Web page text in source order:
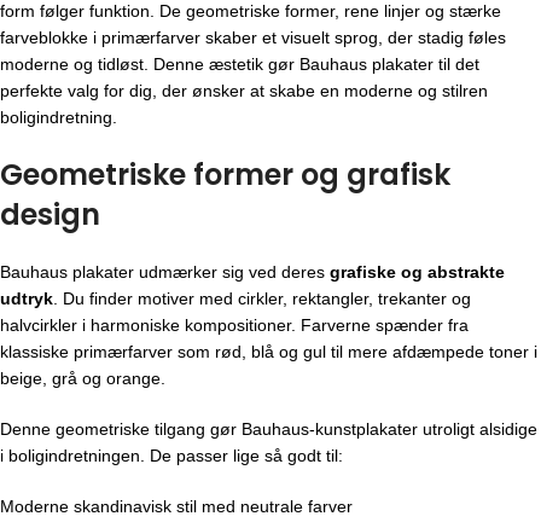
form følger funktion. De geometriske former, rene linjer og stærke
farveblokke i primærfarver skaber et visuelt sprog, der stadig føles
moderne og tidløst. Denne æstetik gør Bauhaus plakater til det
perfekte valg for dig, der ønsker at skabe en moderne og stilren
boligindretning.
Geometriske former og grafisk
design
Bauhaus plakater udmærker sig ved deres grafiske og abstrakte
udtryk . Du finder motiver med cirkler, rektangler, trekanter og
halvcirkler i harmoniske kompositioner. Farverne spænder fra
klassiske primærfarver som rød, blå og gul til mere afdæmpede toner i
beige, grå og orange.
Denne geometriske tilgang gør Bauhaus-kunstplakater utroligt alsidige
i boligindretningen. De passer lige så godt til:
Moderne skandinavisk stil med neutrale farver